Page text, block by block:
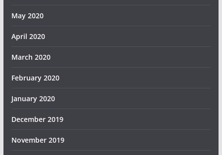
May 2020
April 2020
March 2020
February 2020
January 2020
December 2019
November 2019